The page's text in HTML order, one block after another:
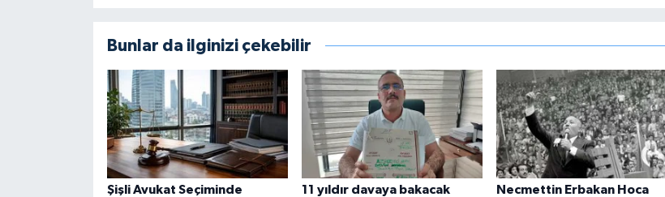
Bunlar da ilginizi çekebilir
Şişli Avukat Seçiminde
11 yıldır davaya bakacak
Necmettin Erbakan Hoca